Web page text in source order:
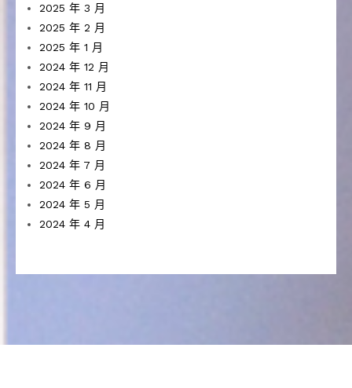
2025 年 3 月
2025 年 2 月
2025 年 1 月
2024 年 12 月
2024 年 11 月
2024 年 10 月
2024 年 9 月
2024 年 8 月
2024 年 7 月
2024 年 6 月
2024 年 5 月
2024 年 4 月